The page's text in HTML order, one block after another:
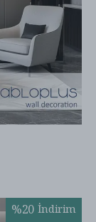
%20 İndirim